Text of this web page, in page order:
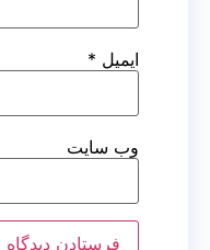
ایمیل *
وب‌ سایت